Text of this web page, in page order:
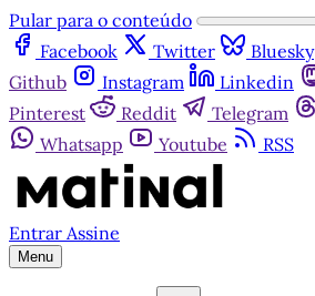
Pular para o conteúdo
Facebook
Twitter Bluesky
Github
Instagram Linkedin
Pinterest
Reddit Telegram
Whatsapp
Youtube RSS
Entrar Assine
Menu